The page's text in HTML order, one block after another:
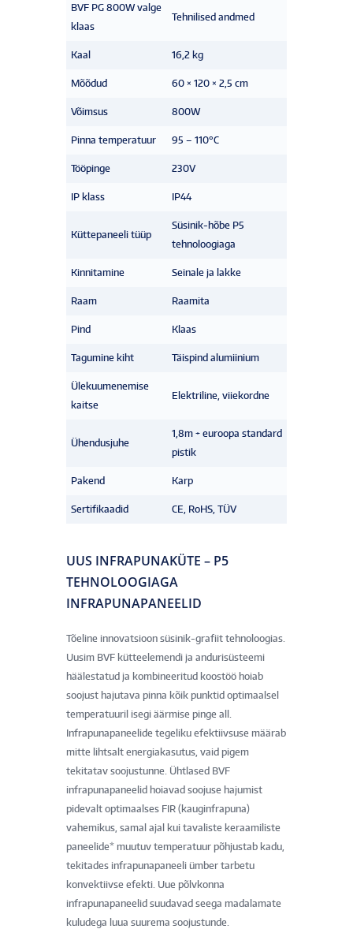
BVF PG 800W valge
klaas
Tehnilised andmed
Kaal 16,2 kg
Mõõdud 60 × 120 × 2,5 cm
Võimsus 800W
Pinna temperatuur 95 – 110°C
Tööpinge 230V
IP klass IP44
Küttepaneeli tüüp
Süsinik-hõbe P5
tehnoloogiaga
Kinnitamine Seinale ja lakke
Raam Raamita
Pind Klaas
Tagumine kiht Täispind alumiinium
Ülekuumenemise
kaitse
Elektriline, viiekordne
Ühendusjuhe
1,8m + euroopa standard
pistik
Pakend Karp
Sertifikaadid CE, RoHS, TÜV
UUS INFRAPUNAKÜTE – P5
TEHNOLOOGIAGA
INFRAPUNAPANEELID
Tõeline innovatsioon süsinik-grafiit tehnoloogias.
Uusim BVF kütteelemendi ja andurisüsteemi
häälestatud ja kombineeritud koostöö hoiab
soojust hajutava pinna kõik punktid optimaalsel
temperatuuril isegi äärmise pinge all.
Infrapunapaneelide tegeliku efektiivsuse määrab
mitte lihtsalt energiakasutus, vaid pigem
tekitatav soojustunne. Ühtlased BVF
infrapunapaneelid hoiavad soojuse hajumist
pidevalt optimaalses FIR (kauginfrapuna)
vahemikus, samal ajal kui tavaliste keraamiliste
paneelide* muutuv temperatuur põhjustab kadu,
tekitades infrapunapaneeli ümber tarbetu
konvektiivse efekti. Uue põlvkonna
infrapunapaneelid suudavad seega madalamate
kuludega luua suurema soojustunde.